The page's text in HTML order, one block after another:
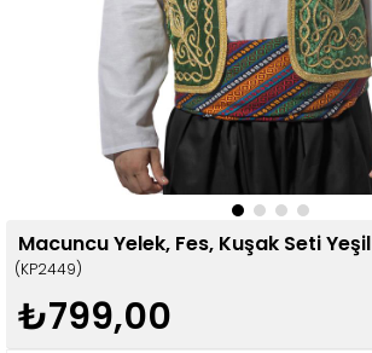
Macuncu Yelek, Fes, Kuşak Seti Yeşil
(KP2449)
₺799,00